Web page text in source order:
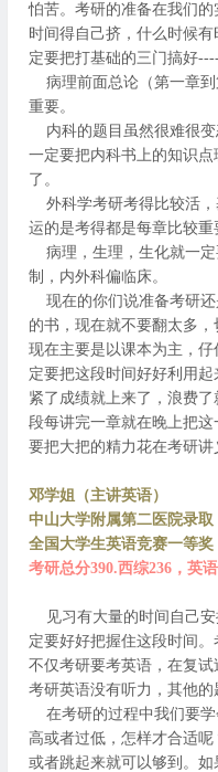
怕苦。考研的准备在我们
时间得自己挤，什么时候
定要把打基础的三门搞好
病理前面总论（第一章到
重要。
内科的题目虽然很难很变
一定要把内科书上的知识
了。
外科学考研考得比较活，
运的是考得都是每章比较重
病理，生理，生化就一定
制，内外科偏临床。
现在的你们说准备考研还
的书，现在就不要翻太多，
现在主要是以课本为主，
定要把这段时间好好利用
紧了成绩就上来了，浪费
段每讲完一章就在晚上把
要把大把的精力花在考研讲
邓学姐（主讲英语）
中山大学附属第二医院录取
全国大学生英语竞赛一等奖
考研总分390.西综236，英
见习有大量的时间自己
定要好好把握住这段时间
不仅考研要考英语，在复试
考研英语没有听力，其他的
在考研的过程中我们要学
高或者过低，怎样才合适
或者跳起来就可以够到。